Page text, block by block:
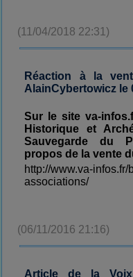
(11/04/2018 22:31)
Réaction à la
AlainCybertowicz le
Sur le site va-
Historique et
Sauvegarde du
propos de la vente
http://www.va-
associations/
(06/11/2016 21:16)
Article de la